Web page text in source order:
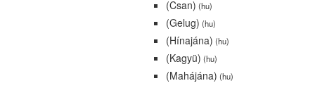
(Csan) (hu)
(Gelug) (hu)
(Hínajána) (hu)
(Kagyü) (hu)
(Mahájána) (hu)